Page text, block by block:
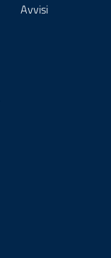
Avvisi